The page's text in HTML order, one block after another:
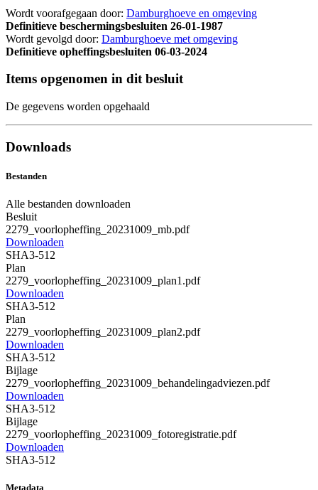
Wordt voorafgegaan door: Damburghoeve en omgeving
Definitieve beschermingsbesluiten 26-01-1987
Wordt gevolgd door: Damburghoeve met omgeving
Definitieve opheffingsbesluiten 06-03-2024
Items opgenomen in dit besluit
De gegevens worden opgehaald
Downloads
Bestanden
Alle bestanden downloaden
Besluit
2279_voorlopheffing_20231009_mb.pdf
Downloaden
SHA3-512
Plan
2279_voorlopheffing_20231009_plan1.pdf
Downloaden
SHA3-512
Plan
2279_voorlopheffing_20231009_plan2.pdf
Downloaden
SHA3-512
Bijlage
2279_voorlopheffing_20231009_behandelingadviezen.pdf
Downloaden
SHA3-512
Bijlage
2279_voorlopheffing_20231009_fotoregistratie.pdf
Downloaden
SHA3-512
Metadata